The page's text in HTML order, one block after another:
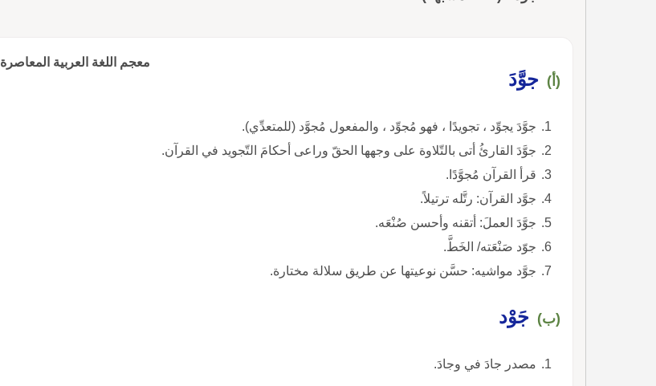
معجم اللغة العربية المعاصرة
(أ) جوَّدَ
جوَّدَ يجوِّد ، تجويدًا ، فهو مُجوِّد ، والمفعول مُجوَّد (للمتعدِّي).
جوَّدَ القارئُ أتى بالتّلاوة على وجهها الحقّ وراعى أحكامَ التّجويد في القرآن.
قرأ القرآن مُجوَّدًا.
جوَّد القرآن: رتَّله ترتيلاً.
جوَّدَ العملَ: أتقنه وأحسن صُنْعَه.
جوّد صَنْعَته/ الخَطَّ.
جوَّد مواشيه: حسَّن نوعيتها عن طريق سلالة مختارة.
(ب) جَوْد
مصدر جادَ في وجادَ.